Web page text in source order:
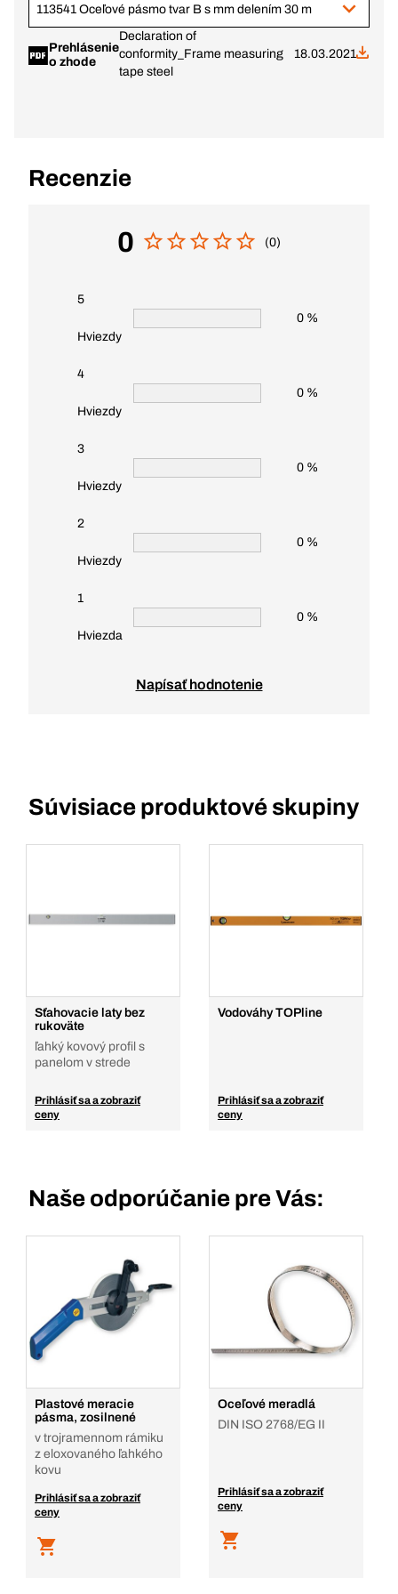
113541 Oceľové pásmo tvar B s mm delením 30 m
Prehlásenie
o zhode
Declaration of
conformity_Frame measuring
tape steel
18.03.2021
Recenzie
0 (0)
5
Hviezdy
0 %
4
Hviezdy
0 %
3
Hviezdy
0 %
2
Hviezdy
0 %
1
Hviezda
0 %
Napísať hodnotenie
Súvisiace produktové skupiny
Sťahovacie laty bez
rukoväte
ľahký kovový profil s
panelom v strede
Prihlásiť sa a zobraziť
ceny
Vodováhy TOPline
Prihlásiť sa a zobraziť
ceny
Naše odporúčanie pre Vás:
Plastové meracie
pásma, zosilnené
v trojramennom rámiku
z eloxovaného ľahkého
kovu
Prihlásiť sa a zobraziť
ceny
Oceľové meradlá
DIN ISO 2768/EG II
Prihlásiť sa a zobraziť
ceny